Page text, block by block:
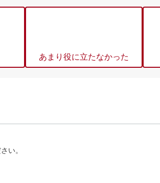
あまり役に立たなかった
い。